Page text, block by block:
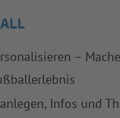
–
Infos und